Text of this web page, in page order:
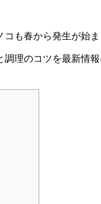
も春から発生が始
理のコツを最新情